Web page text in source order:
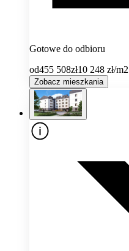
Gotowe do odbioru
od455 508zł10 248 zł/m2
Zobacz mieszkania